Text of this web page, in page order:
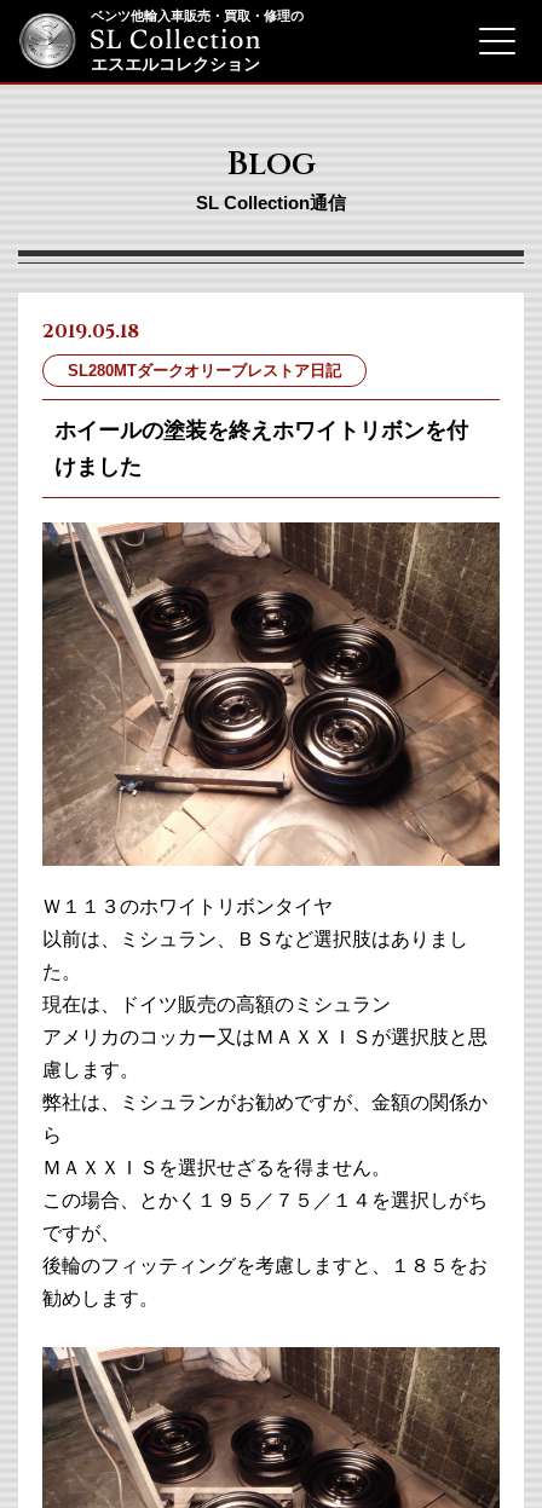
ベンツ他輸入車販売・買取・修理の
エスエルコレクション
Blog
SL Collection通信
2019.05.18
SL280MTダークオリーブレストア日記
ホイールの塗装を終えホワイトリボンを付
けました
Ｗ１１３のホワイトリボンタイヤ
以前は、ミシュラン、ＢＳなど選択肢はありまし
た。
現在は、ドイツ販売の高額のミシュラン
アメリカのコッカー又はＭＡＸＸＩＳが選択肢と思
慮します。
弊社は、ミシュランがお勧めですが、金額の関係か
ら
ＭＡＸＸＩＳを選択せざるを得ません。
この場合、とかく１９５／７５／１４を選択しがち
ですが、
後輪のフィッティングを考慮しますと、１８５をお
勧めします。